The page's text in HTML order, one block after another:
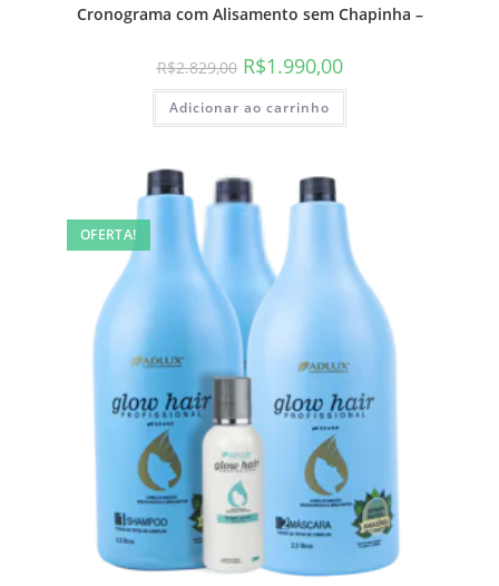
Cronograma com Alisamento sem Chapinha –
R$2.829,00 R$1.990,00
Adicionar ao carrinho
OFERTA!